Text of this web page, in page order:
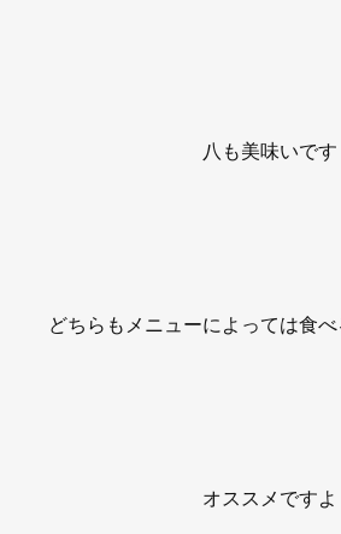
八も美味いです
どちらもメニューによっては食
オススメですよ